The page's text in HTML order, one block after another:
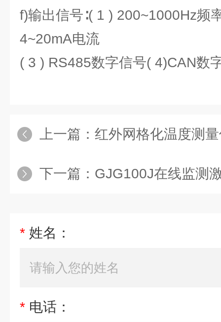
f)输出信号∶( 1 ) 200~1000Hz频
4~20mA电流
( 3 ) RS485数字信号( 4)CAN数
上一篇： 红外网格化温度测
下一篇： GJG100J在线监测
* 姓名：
* 电话：